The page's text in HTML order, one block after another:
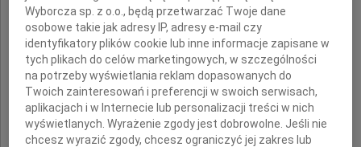
oraz
mgr. inż. arch.
Jacka Syropolskiego
Wyborcza sp. z o.o., będą przetwarzać Twoje dane
osobowe takie jak adresy IP, adresy e-mail czy
identyfikatory plików cookie lub inne informacje zapisane w
tych plikach do celów marketingowych, w szczególności
na potrzeby wyświetlania reklam dopasowanych do
Twoich zainteresowań i preferencji w swoich serwisach,
aplikacjach i w Internecie lub personalizacji treści w nich
wyświetlanych. Wyrażenie zgody jest dobrowolne. Jeśli nie
chcesz wyrazić zgody, chcesz ograniczyć jej zakres lub